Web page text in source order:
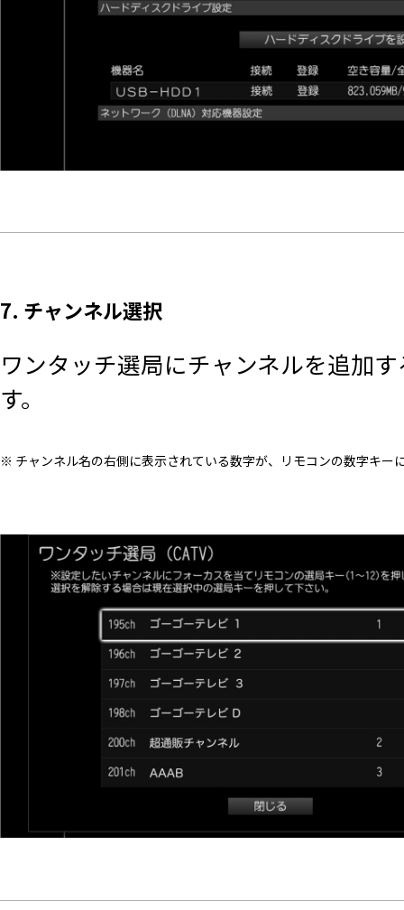
7. チャンネル選択
ワンタッチ選局にチャンネルを追加
す。
※ チャンネル名の右側に表示されている数字が、リモコンの数字キー